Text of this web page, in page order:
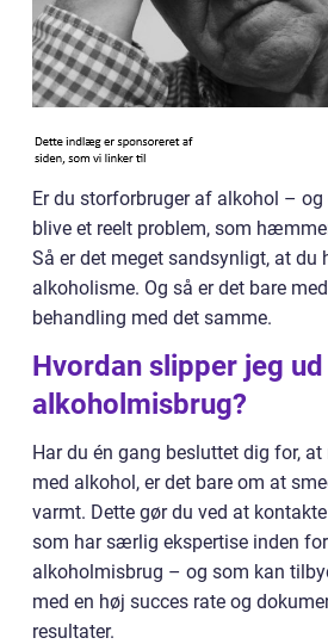
Er du storforbruger af alkohol –
blive et reelt problem, som
Så er det meget sandsynligt, at du
alkoholisme. Og så er det bare
behandling med det samme.
Hvordan slipper jeg
alkoholmisbrug?
Har du én gang besluttet dig for,
med alkohol, er det bare om at
varmt. Dette gør du ved at
som har særlig ekspertise inden
alkoholmisbrug – og som kan
med en høj succes rate og
resultater.